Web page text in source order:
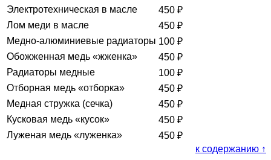
Электротехническая в масле
450 ₽
Лом меди в масле
450 ₽
Медно-алюминиевые радиаторы 100 ₽
Обожженная медь «жженка»
450 ₽
Радиаторы медные
100 ₽
Отборная медь «отборка»
450 ₽
Медная стружка (сечка)
450 ₽
Кусковая медь «кусок»
450 ₽
Луженая медь «луженка»
450 ₽
к содержанию ↑